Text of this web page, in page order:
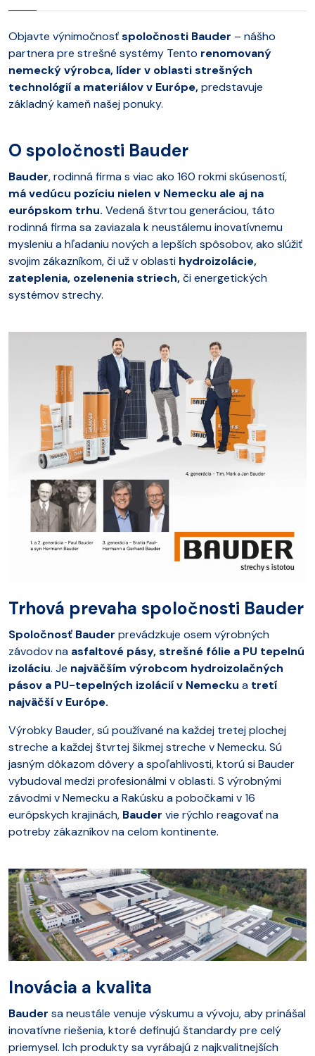
Objavte výnimočnosťspoločnosti Bauder – nášho
partnera pre strešné systémy Tento renomovaný
nemecký výrobca, líder v oblasti strešných
technológií a materiálov v Európe,predstavuje
základný kameň našej ponuky.
O spoločnosti Bauder
Bauder, rodinná firma s viac ako 160 rokmi skúseností,
má vedúcu pozíciu nielen v Nemecku ale aj na
európskom trhu. Vedená štvrtou generáciou, táto
rodinná firma sa zaviazala k neustálemu inovatívnemu
mysleniu a hľadaniu nových a lepších spôsobov, ako slúžiť
svojim zákazníkom, či už v oblasti hydroizolácie,
zateplenia, ozelenenia striech,či energetických
systémov strechy.
Trhová prevaha spoločnosti Bauder
Spoločnosť Bauder prevádzkuje osem výrobných
závodov na asfaltové pásy, strešné fólie a PU tepelnú
izoláciu. Je najväčším výrobcom hydroizolačných
pásov a PU-tepelných izolácií v Nemecku a tretí
najväčší v Európe.
Výrobky Bauder, sú používané na každej tretej plochej
streche a každej štvrtej šikmej streche v Nemecku. Sú
jasným dôkazom dôvery a spoľahlivosti, ktorú si Bauder
vybudoval medzi profesionálmi v oblasti. S výrobnými
závodmi v Nemecku a Rakúsku a pobočkami v 16
európskych krajinách, Bauder vie rýchlo reagovať na
potreby zákazníkov na celom kontinente.
Inovácia a kvalita
Bauder sa neustále venuje výskumu a vývoju, aby prinášal
inovatívne riešenia, ktoré definujú štandardy pre celý
priemysel. Ich produkty sa vyrábajú z najkvalitnejších